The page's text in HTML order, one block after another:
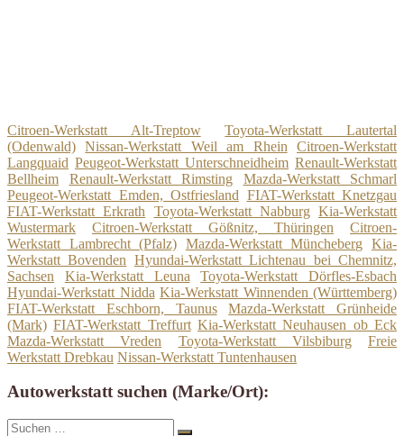
Citroen-Werkstatt Alt-Treptow
Toyota-Werkstatt Lautertal
(Odenwald)
Nissan-Werkstatt Weil am Rhein
Citroen-Werkstatt
Langquaid Peugeot-Werkstatt Unterschneidheim Renault-Werkstatt
Bellheim
Renault-Werkstatt Rimsting
Mazda-Werkstatt Schmarl
Peugeot-Werkstatt Emden, Ostfriesland FIAT-Werkstatt Knetzgau
FIAT-Werkstatt Erkrath
Toyota-Werkstatt Nabburg Kia-Werkstatt
Wustermark
Citroen-Werkstatt Gößnitz, Thüringen
Citroen-
Werkstatt Lambrecht (Pfalz) Mazda-Werkstatt Müncheberg Kia-
Werkstatt Bovenden Hyundai-Werkstatt Lichtenau bei Chemnitz,
Sachsen
Kia-Werkstatt Leuna
Toyota-Werkstatt Dörfles-Esbach
Hyundai-Werkstatt Nidda Kia-Werkstatt Winnenden (Württemberg)
FIAT-Werkstatt Eschborn, Taunus
Mazda-Werkstatt Grünheide
(Mark) FIAT-Werkstatt Treffurt Kia-Werkstatt Neuhausen ob Eck
Mazda-Werkstatt Vreden
Toyota-Werkstatt Vilsbiburg
Freie
Werkstatt Drebkau Nissan-Werkstatt Tuntenhausen
Autowerkstatt suchen (Marke/Ort):
Suche